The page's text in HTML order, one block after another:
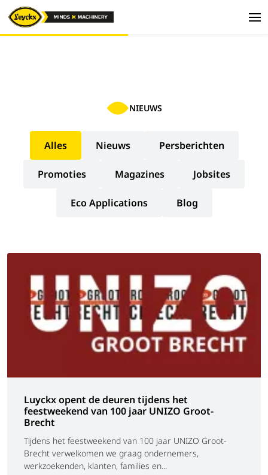
NIEUWS
Alles Nieuws Persberichten
Promoties Magazines Jobsites
Eco Applications Blog
Luyckx opent de deuren tijdens het
feestweekend van 100 jaar UNIZO Groot-
Brecht
Tijdens het feestweekend van 100 jaar UNIZO Groot-
Brecht verwelkomen we graag ondernemers,
werkzoekenden, klanten, families en...